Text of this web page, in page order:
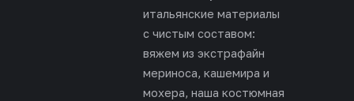
итальянские материалы
с чистым составом:
вяжем из экстрафайн
мериноса, кашемира и
мохера, наша костюмная